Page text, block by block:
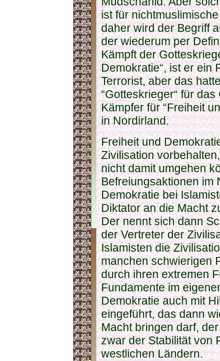
ist für
daher wird der Begriff
der wiederum per
Kämpft der
Demokratie“, ist er ein
Terrorist, aber das
“Gotteskrieger“ für
Kämpfer für “Freiheit
in Nordirland.
Freiheit und
Zivilisation
nicht damit umgehen
Befreiungsaktionen im
Demokratie bei
Diktator an die Macht
Der nennt sich dann
der Vertreter der
Islamisten die
manchen schwierigen
durch ihren extremen
Fundamente im
Demokratie auch mit
eingeführt, das dann
Macht bringen darf,
zwar der Stabilität von
westlichen Ländern.